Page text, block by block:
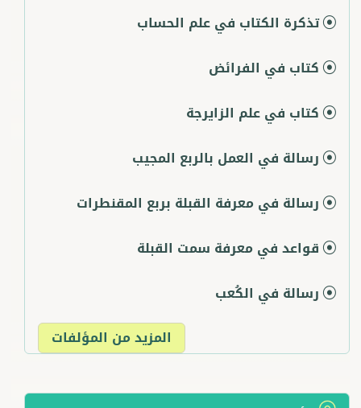
تذكرة الكتاب في علم الحساب
كتاب في الفرائض
كتاب في علم الزايرجة
رسالة في العمل بالربع المجيب
رسالة في معرفة القبلة بربع المقنطرات
قواعد في معرفة سمت القبلة
رسالة في الكُعب
المزيد من المؤلفات